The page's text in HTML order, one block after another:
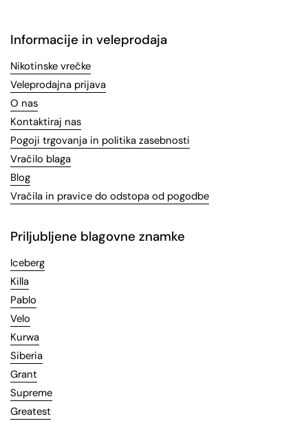
Informacije in veleprodaja
Nikotinske vrečke
Veleprodajna prijava
O nas
Kontaktiraj nas
Pogoji trgovanja in politika zasebnosti
Vračilo blaga
Blog
Vračila in pravice do odstopa od pogodbe
Priljubljene blagovne znamke
Iceberg
Killa
Pablo
Velo
Kurwa
Siberia
Grant
Supreme
Greatest